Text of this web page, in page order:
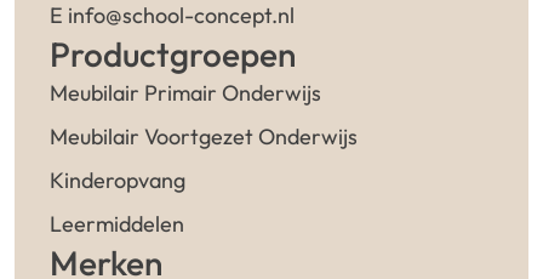
E info@school-concept.nl
Productgroepen
Meubilair Primair Onderwijs
Meubilair Voortgezet Onderwijs
Kinderopvang
Leermiddelen
Merken